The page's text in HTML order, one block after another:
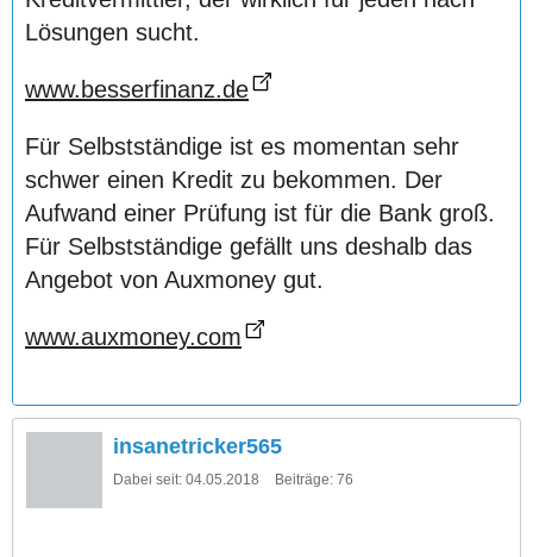
Lösungen sucht.
www.besserfinanz.de
Für Selbstständige ist es momentan sehr
schwer einen Kredit zu bekommen. Der
Aufwand einer Prüfung ist für die Bank groß.
Für Selbstständige gefällt uns deshalb das
Angebot von Auxmoney gut.
www.auxmoney.com
insanetricker565
Dabei seit: 04.05.2018 Beiträge: 76